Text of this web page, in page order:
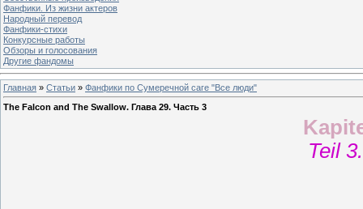
Фанфики. Из жизни актеров
Народный перевод
Фанфики-стихи
Конкурсные работы
Обзоры и голосования
Другие фандомы
Главная » Статьи » Фанфики по Сумеречной саге "Все люди"
The Falcon and The Swallow. Глава 29. Часть 3
Teil